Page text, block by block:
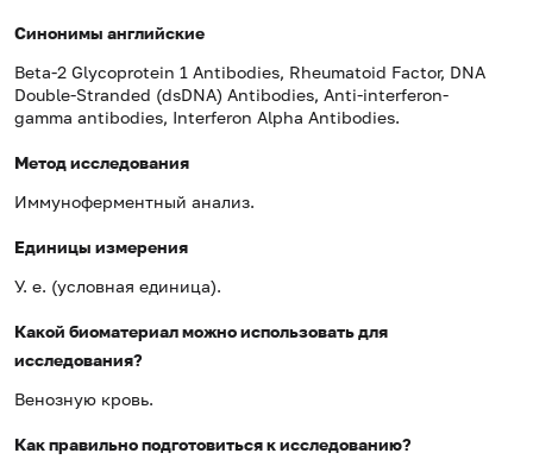
Синонимы английские
Beta-2 Glycoprotein 1 Antibodies, Rheumatoid Factor, DNA
Double-Stranded (dsDNA) Antibodies, Anti-interferon-
gamma antibodies, Interferon Alpha Antibodies.
Метод исследования
Иммуноферментный анализ.
Единицы измерения
У. е. (условная единица).
Какой биоматериал можно использовать для
исследования?
Венозную кровь.
Как правильно подготовиться к исследованию?